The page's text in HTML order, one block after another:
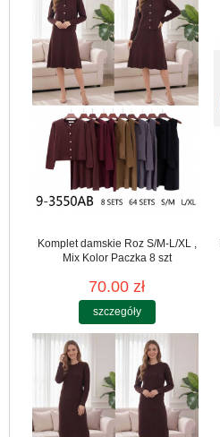
Komplet damskie Roz S/M-L/XL ,
Mix Kolor Paczka 8 szt
70.00 zł
szczegóły